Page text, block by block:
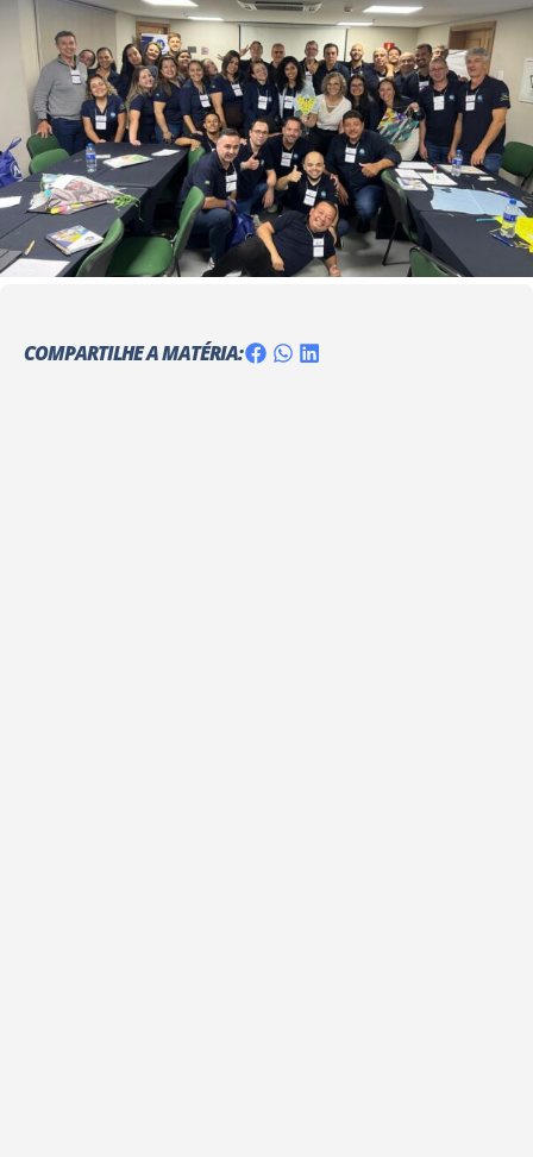
COMPARTILHE A MATÉRIA: